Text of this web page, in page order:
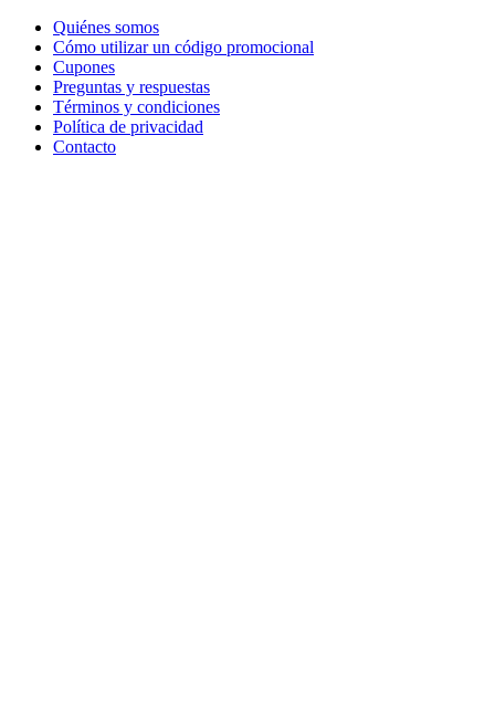
Quiénes somos
Cómo utilizar un código promocional
Cupones
Preguntas y respuestas
Términos y condiciones
Política de privacidad
Contacto